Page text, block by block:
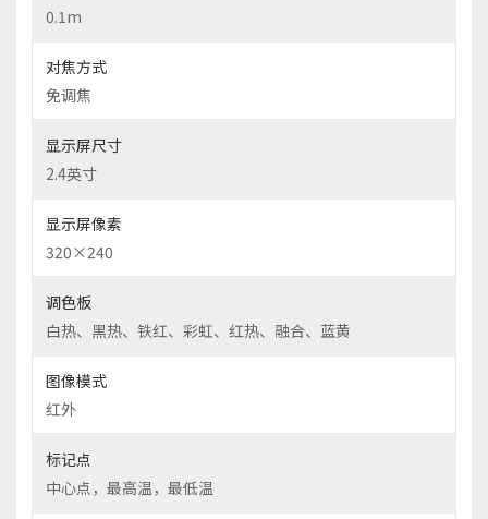
0.1m
对焦方式
免调焦
显示屏尺寸
2.4英寸
显示屏像素
320×240
调色板
白热、黑热、铁红、彩虹、红热、融合、蓝黄
图像模式
红外
标记点
中心点，最高温，最低温